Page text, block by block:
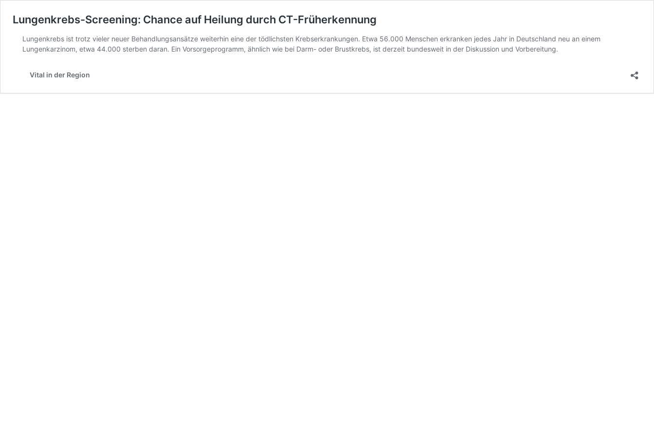
Lungenkrebs-Screening: Chance auf Heilung durch CT-Früherkennung
Lungenkrebs ist trotz vieler neuer Behandlungsansätze weiterhin eine der tödlichsten Krebserkrankungen. Etwa 56.000 Menschen erkranken jedes Jahr in Deutschland neu an einem
Lungenkarzinom, etwa 44.000 sterben daran. Ein Vorsorgeprogramm, ähnlich wie bei Darm- oder Brustkrebs, ist derzeit bundesweit in der Diskussion und Vorbereitung.
Vital in der Region